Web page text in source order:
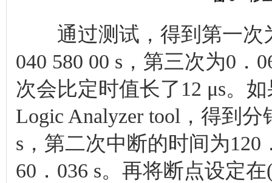
通过测试，得到第一次为
040 580 00 s，第三次为0．
次会比定时值长了12 μs。
Logic Analyzer tool，得到
s，第二次中断的时间为120
60．036 s。再将断点设定